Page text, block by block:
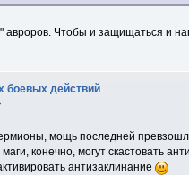
авроров. Чтобы и защищаться и
боевых действий
мощь последней
конечно, могут скастовать
антизаклинание